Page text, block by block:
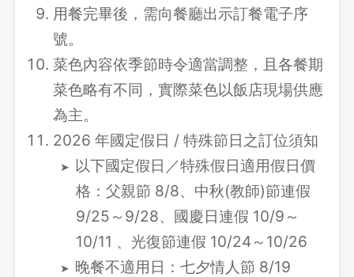
用餐完畢後，需向餐廳出示訂餐電子序
號。
菜色內容依季節時令適當調整，且各餐期
菜色略有不同，實際菜色以飯店現場供應
為主。
2026 年國定假日 / 特殊節日之訂位須知
以下國定假日／特殊假日適用假日價
格：父親節 8/8、中秋(教師)節連假
9/25～9/28、國慶日連假 10/9～
10/11 、光復節連假 10/24～10/26
晚餐不適用日：七夕情人節 8/19